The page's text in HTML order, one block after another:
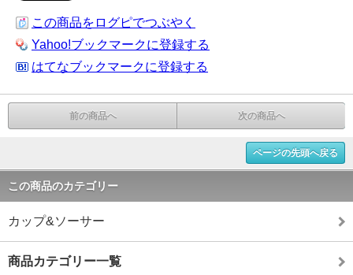
この商品をログピでつぶやく
Yahoo!ブックマークに登録する
はてなブックマークに登録する
前の商品へ 次の商品へ
ページの先頭へ戻る
この商品のカテゴリー
カップ&ソーサー
商品カテゴリー一覧